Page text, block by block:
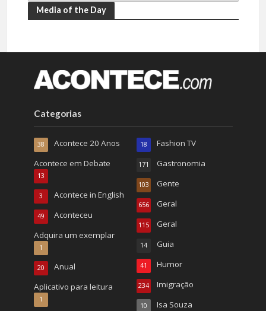
Media of the Day
Categorias
Acontece 20 Anos
38
Acontece em Debate
13
Acontece in English
3
Aconteceu
49
Adquira um exemplar
1
Anual
20
Aplicativo para leitura
1
Fashion TV
18
Gastronomia
171
Gente
103
Geral
656
Geral
115
Guia
14
Humor
41
Imigração
234
Isa Souza
10